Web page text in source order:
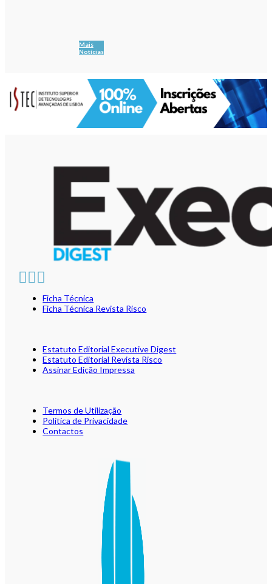
Mais
Notícias
Ficha Técnica
Ficha Técnica Revista Risco
Estatuto Editorial Executive Digest
Estatuto Editorial Revista Risco
Assinar Edição Impressa
Termos de Utilização
Política de Privacidade
Contactos